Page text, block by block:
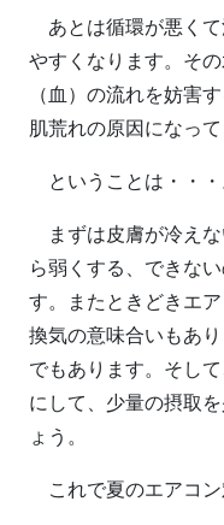
あとは循環が悪く
やすくなります。そ
（血）の流れを妨害
肌荒れの原因になって
ということは・・
まずは皮膚が冷え
ら弱くする、できな
す。またときどきエ
換気の意味合いもあ
でもあります。そし
にして、少量の摂取
ょう。
これで夏のエアコン